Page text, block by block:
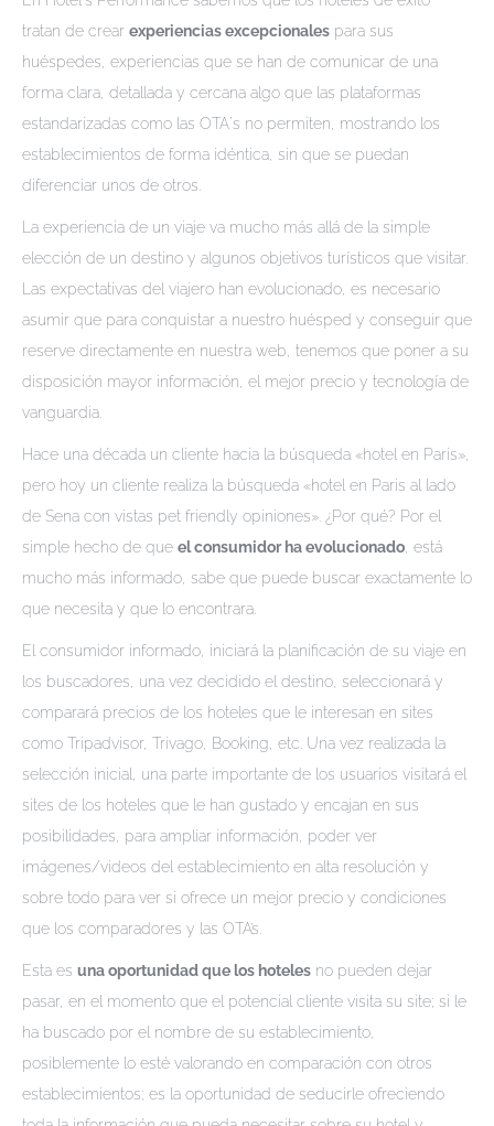
tratan de crear experiencias excepcionales para sus
huéspedes, experiencias que se han de comunicar de una
forma clara, detallada y cercana algo que las plataformas
estandarizadas como las OTA´s no permiten, mostrando los
establecimientos de forma idéntica, sin que se puedan
diferenciar unos de otros.
La experiencia de un viaje va mucho más allá de la simple
elección de un destino y algunos objetivos turísticos que visitar.
Las expectativas del viajero han evolucionado, es necesario
asumir que para conquistar a nuestro huésped y conseguir que
reserve directamente en nuestra web, tenemos que poner a su
disposición mayor información, el mejor precio y tecnología de
vanguardia.
Hace una década un cliente hacia la búsqueda «hotel en Paris»,
pero hoy un cliente realiza la búsqueda «hotel en Paris al lado
de Sena con vistas pet friendly opiniones». ¿Por qué? Por el
simple hecho de que el consumidor ha evolucionado , está
mucho más informado, sabe que puede buscar exactamente lo
que necesita y que lo encontrara.
El consumidor informado, iniciará la planificación de su viaje en
los buscadores, una vez decidido el destino, seleccionará y
comparará precios de los hoteles que le interesan en sites
como Tripadvisor, Trivago, Booking, etc. Una vez realizada la
selección inicial, una parte importante de los usuarios visitará el
sites de los hoteles que le han gustado y encajan en sus
posibilidades, para ampliar información, poder ver
imágenes/videos del establecimiento en alta resolución y
sobre todo para ver si ofrece un mejor precio y condiciones
que los comparadores y las OTA’s.
Esta es una oportunidad que los hoteles no pueden dejar
pasar, en el momento que el potencial cliente visita su site; si le
ha buscado por el nombre de su establecimiento,
posiblemente lo esté valorando en comparación con otros
establecimientos; es la oportunidad de seducirle ofreciendo